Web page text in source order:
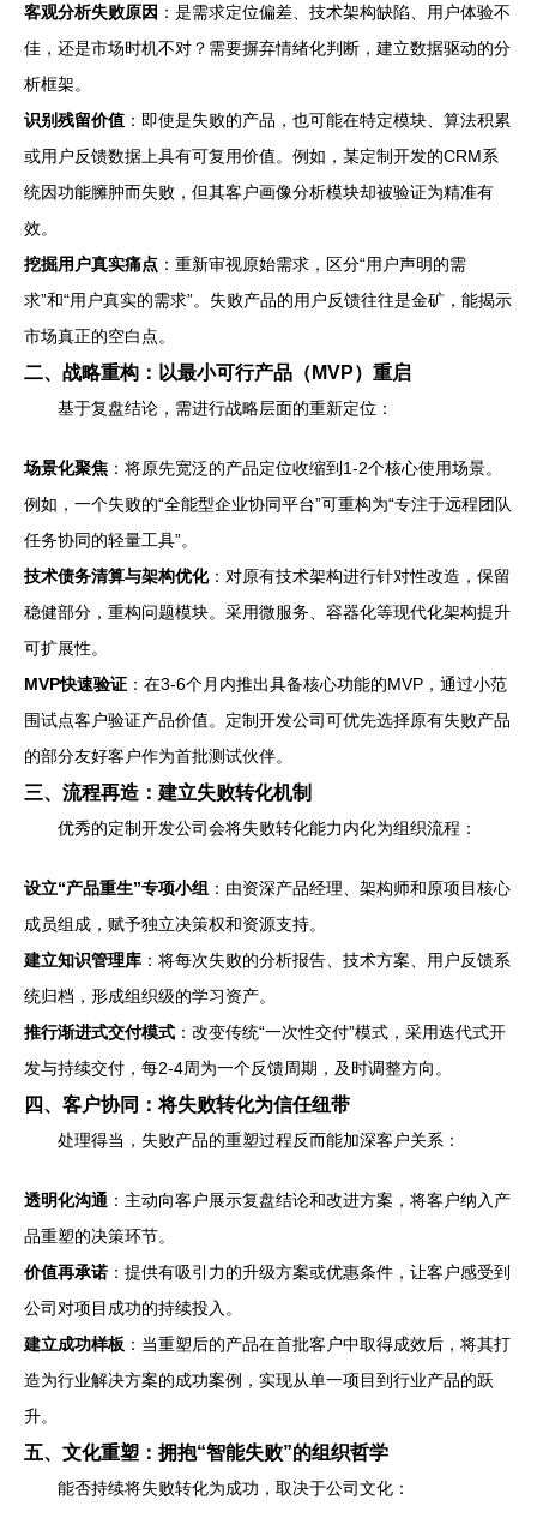
客观分析失败原因 ：是需求定位偏差、技术架构缺陷、用户体验不
佳，还是市场时机不对？需要摒弃情绪化判断，建立数据驱动的分
析框架。
识别残留价值 ：即使是失败的产品，也可能在特定模块、算法积累
或用户反馈数据上具有可复用价值。例如，某定制开发的CRM系
统因功能臃肿而失败，但其客户画像分析模块却被验证为精准有
效。
挖掘用户真实痛点 ：重新审视原始需求，区分“用户声明的需
求”和“用户真实的需求”。失败产品的用户反馈往往是金矿，能揭示
市场真正的空白点。
二、战略重构：以最小可行产品（MVP）重启
基于复盘结论，需进行战略层面的重新定位：
场景化聚焦 ：将原先宽泛的产品定位收缩到1-2个核心使用场景。
例如，一个失败的“全能型企业协同平台”可重构为“专注于远程团队
任务协同的轻量工具”。
技术债务清算与架构优化：对原有技术架构进行针对性改造，保留
稳健部分，重构问题模块。采用微服务、容器化等现代化架构提升
可扩展性。
MVP快速验证 ：在3-6个月内推出具备核心功能的MVP，通过小范
围试点客户验证产品价值。定制开发公司可优先选择原有失败产品
的部分友好客户作为首批测试伙伴。
三、流程再造：建立失败转化机制
优秀的定制开发公司会将失败转化能力内化为组织流程：
设立“产品重生”专项小组 ：由资深产品经理、架构师和原项目核心
成员组成，赋予独立决策权和资源支持。
建立知识管理库 ：将每次失败的分析报告、技术方案、用户反馈系
统归档，形成组织级的学习资产。
推行渐进式交付模式 ：改变传统“一次性交付”模式，采用迭代式开
发与持续交付，每2-4周为一个反馈周期，及时调整方向。
四、客户协同：将失败转化为信任纽带
处理得当，失败产品的重塑过程反而能加深客户关系：
透明化沟通 ：主动向客户展示复盘结论和改进方案，将客户纳入产
品重塑的决策环节。
价值再承诺 ：提供有吸引力的升级方案或优惠条件，让客户感受到
公司对项目成功的持续投入。
建立成功样板 ：当重塑后的产品在首批客户中取得成效后，将其打
造为行业解决方案的成功案例，实现从单一项目到行业产品的跃
升。
五、文化重塑：拥抱“智能失败”的组织哲学
能否持续将失败转化为成功，取决于公司文化：